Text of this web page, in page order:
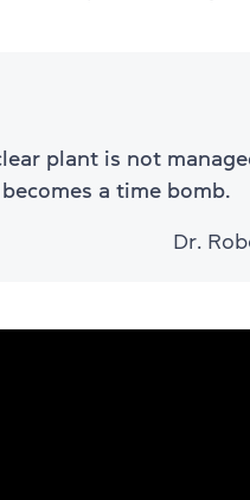
plant is not
a time bomb.
Dr.